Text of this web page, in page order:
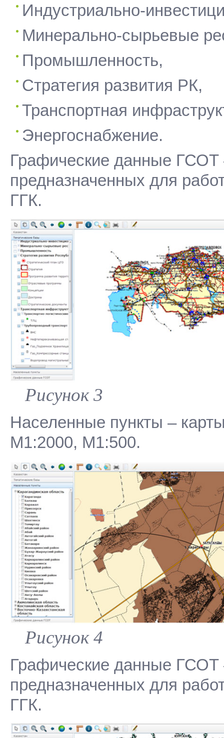
Индустриально-
Минерально-сырьевые
Промышленность,
Стратегия развития РК,
Транспортная
Энергоснабжение.
Графические данные ГСОТ
предназначенных для
ГГК.
Рисунок 3
Населенные пункты –
М1:2000, М1:500.
Рисунок 4
Графические данные ГСОТ
предназначенных для
ГГК.